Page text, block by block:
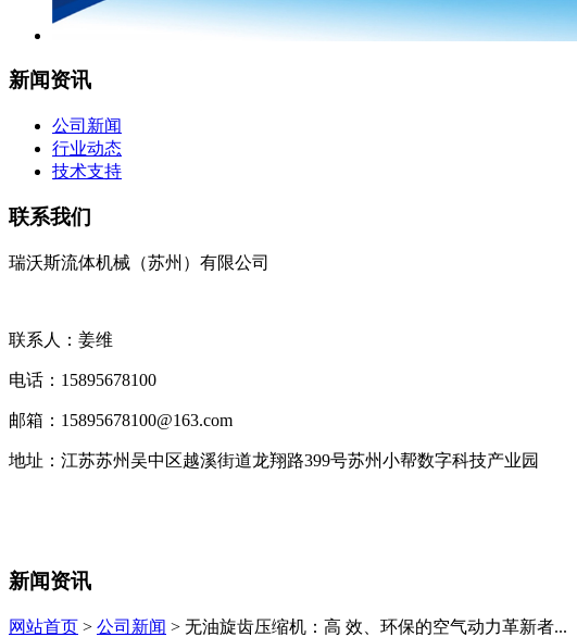
新闻资讯
公司新闻
行业动态
技术支持
联系我们
瑞沃斯流体机械（苏州）有限公司
联系人：姜维
电话：15895678100
邮箱：15895678100@163.com
地址： 江苏苏州吴中区越溪街道龙翔路399号苏州小帮数字科技产业园
新闻资讯
网站首页 > 公司新闻 > 无油旋齿压缩机：高 效、环保的空气动力革新者...